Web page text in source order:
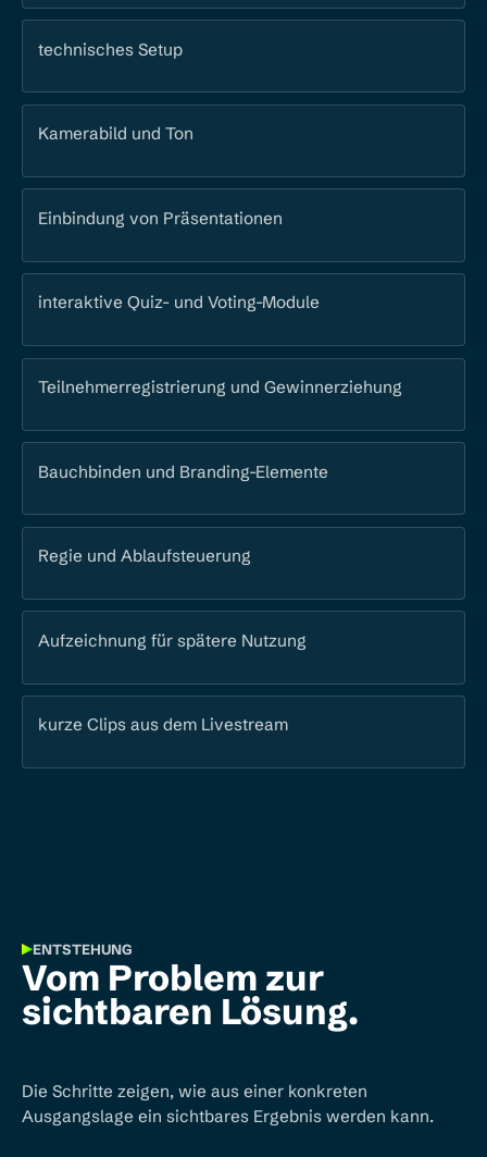
technisches Setup
Kamerabild und Ton
Einbindung von Präsentationen
interaktive Quiz- und Voting-Module
Teilnehmerregistrierung und Gewinnerziehung
Bauchbinden und Branding-Elemente
Regie und Ablaufsteuerung
Aufzeichnung für spätere Nutzung
kurze Clips aus dem Livestream
ENTSTEHUNG
Vom Problem zur
sichtbaren Lösung.
Die Schritte zeigen, wie aus einer konkreten
Ausgangslage ein sichtbares Ergebnis werden kann.